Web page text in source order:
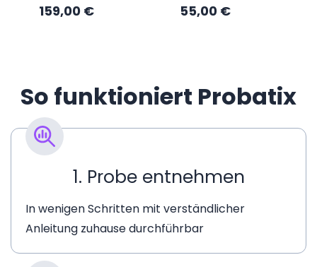
Regulärer
Preis
159,00 €
Regulärer
Preis
55,00 €
So funktioniert Probatix
1. Probe entnehmen
In wenigen Schritten mit verständlicher
Anleitung zuhause durchführbar